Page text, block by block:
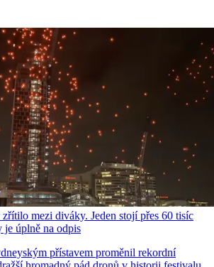
mezi diváky. Jeden stojí přes 60 tisíc
je úplně na odpis
přístavem proměnil rekordní